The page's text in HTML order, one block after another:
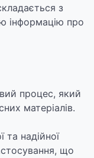
з
інформацію про
процес, який
матеріалів.
та надійної
що